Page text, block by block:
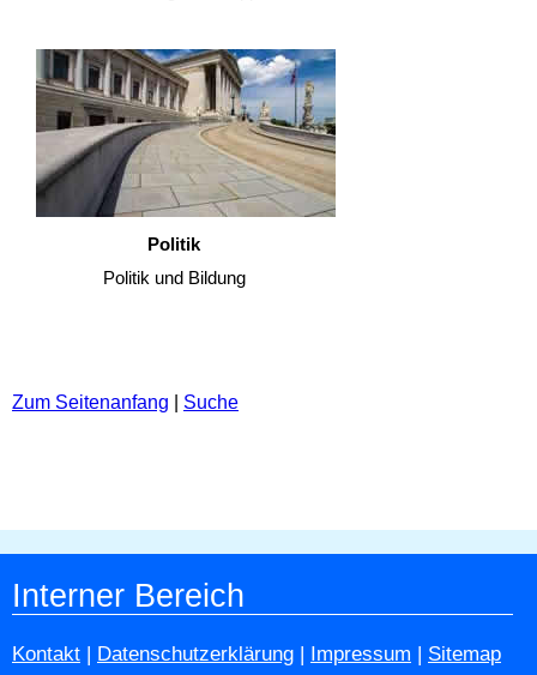
Politik
Politik und Bildung
Zum Seitenanfang Suche
Interner Bereich
Kontakt | Datenschutzerklärung | Impressum | Sitemap